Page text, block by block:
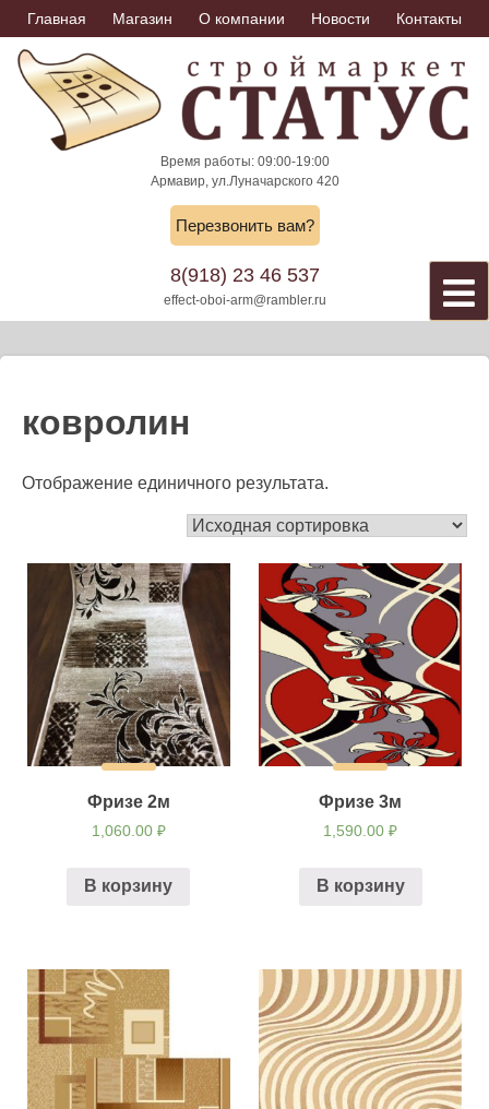
Skip
to
content
Главная Магазин О компании Новости Контакты
Время работы: 09:00-19:00
Армавир, ул.Луначарского 420
Перезвонить вам?
8(918) 23 46 537
effect-oboi-arm@rambler.ru
ковролин
Отображение единичного результата.
Фризе 2м
1,060.00 ₽
В корзину
Фризе 3м
1,590.00₽
В корзину